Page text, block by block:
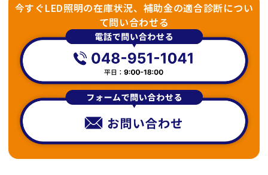
今すぐLED照明の在庫状況、補助金の適合診断につい
て問い合わせる